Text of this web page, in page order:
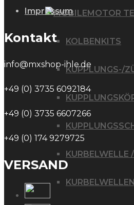
MOTOR
KOLBENKITS
KUPPLUNGS-/
KURBELWELLE
Impressum
Kontakt
info@mxshop-ihle.de
+49 (0) 3735 6092184
+49 (0) 3735 6607266
+49 (0) 174 9279725
VERSAND